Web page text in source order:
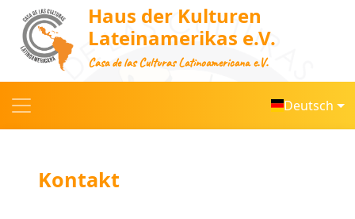
Haus der Kulturen
Lateinamerikas e.V.
Casa de las Culturas Latinoamericana e.V.
Deutsch
Kontakt